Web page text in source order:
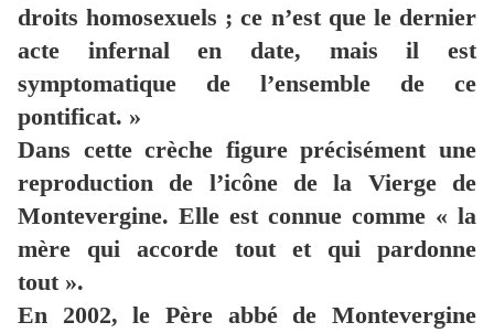
droits homosexuels ; ce n’est que le dernier
acte infernal en date, mais il est
symptomatique de l’ensemble de ce
pontificat. »
Dans cette crèche figure précisément une
reproduction de l’icône de la Vierge de
Montevergine. Elle est connue comme « la
mère qui accorde tout et qui pardonne
tout ».
En 2002, le Père abbé de Montevergine